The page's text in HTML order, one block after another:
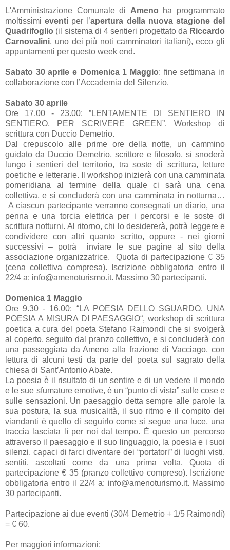
L'Amministrazione Comunale di Ameno ha programmato
moltissimieventi per l’apertura della nuova stagione del
Quadrifoglio (il sistema di 4 sentieri progettato da Riccardo
Carnovalini, uno dei più noti camminatori italiani), ecco gli
appuntamenti per questo week end.
Sabato 30 aprile e Domenica 1 Maggio: fine settimana in
collaborazione con l’Accademia del Silenzio.
Sabato 30 aprile
Ore 17.00 - 23.00: ”LENTAMENTE DI SENTIERO IN
SENTIERO, PER SCRIVERE GREEN”. Workshop di
scrittura con Duccio Demetrio.
Dal crepuscolo alle prime ore della notte, un cammino
guidato da Duccio Demetrio, scrittore e filosofo, si snoderà
lungo i sentieri del territorio, tra soste di scrittura, letture
poetiche e letterarie. Il workshop inizierà con una camminata
pomeridiana al termine della quale ci sarà una cena
collettiva, e si concluderà con una camminata in notturna…
A ciascun partecipante verranno consegnati un diario, una
penna e una torcia elettrica per i percorsi e le soste di
scrittura notturni. Al ritorno, chi lo desidererà, potrà leggere e
condividere con altri quanto scritto, oppure - nei giorni
successivi – potrà inviare le sue pagine al sito della
associazione organizzatrice. Quota di partecipazione € 35
(cena collettiva compresa). Iscrizione obbligatoria entro il
22/4 a: info@amenoturismo.it. Massimo 30 partecipanti.
Domenica 1 Maggio
Ore 9.30 - 16.00: “LA POESIA DELLO SGUARDO. UNA
POESIA A MISURA DI PAESAGGIO“, workshop di scrittura
poetica a cura del poeta Stefano Raimondi che si svolgerà
al coperto, seguito dal pranzo collettivo, e si concluderà con
una passeggiata da Ameno alla frazione di Vacciago, con
lettura di alcuni testi da parte del poeta sul sagrato della
chiesa di Sant’Antonio Abate.
La poesia è il risultato di un sentire e di un vedere il mondo
e le sue sfumature emotive, è un “punto di vista” sulle cose e
sulle sensazioni. Un paesaggio detta sempre alle parole la
sua postura, la sua musicalità, il suo ritmo e il compito dei
viandanti è quello di seguirlo come si segue una luce, una
traccia lasciata lì per noi dal tempo. È questo un percorso
attraverso il paesaggio e il suo linguaggio, la poesia e i suoi
silenzi, capaci di farci diventare dei “portatori” di luoghi visti,
sentiti, ascoltati come da una prima volta. Quota di
partecipazione € 35 (pranzo collettivo compreso). Iscrizione
obbligatoria entro il 22/4 a: info@amenoturismo.it. Massimo
30 partecipanti.
Partecipazione ai due eventi (30/4 Demetrio + 1/5 Raimondi)
= € 60.
Per maggiori informazioni: